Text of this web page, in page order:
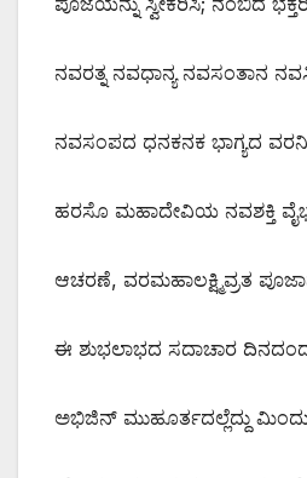
ನವರತ್ನ ನವಧಾನ್ಯ ನವಸಂತಾನ
ನವಸಂಪದ ಧನಕನಕ ಭಾಗ್ಯದ
ಹರಸೊ ಮಹಾದೇವಿಯ ನವಶಕ್ತಿ
ಆಚರಣೆ, ವರಮಹಾಲಕ್ಷ್ಮಿವ್ರತ
ಈ ಶುಭಲಾಭದ ಸದಾಚಾರ
ಅಭಿಜಿನ್ ಮುಹೂರ್ತದಲ್ಲೆದ್ದು